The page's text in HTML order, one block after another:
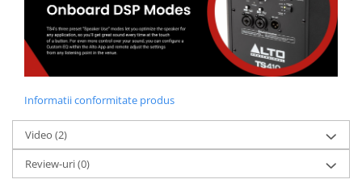
Informatii conformitate produs
Video (2)
Review-uri(0)